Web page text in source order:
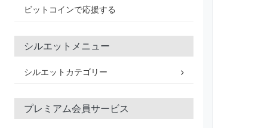
ビットコインで応援する
シルエットメニュー
シルエットカテゴリー
プレミアム会員サービス